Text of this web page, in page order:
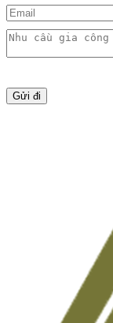
Gửi đi